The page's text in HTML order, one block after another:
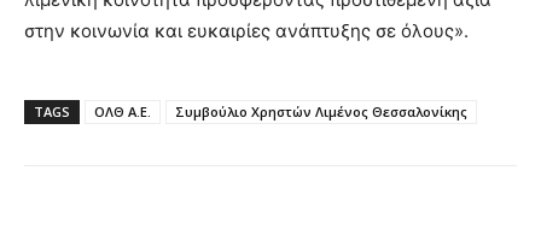
στην κοινωνία και ευκαιρίες ανάπτυξης σε όλους».
TAGS ΟΛΘ Α.Ε. Συμβούλιο Χρηστών Λιμένος Θεσσαλονίκης